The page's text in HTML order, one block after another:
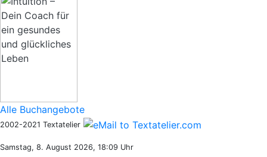
Alle Buchangebote
2002-2021 Textatelier
Samstag, 8. August 2026, 18:09 Uhr